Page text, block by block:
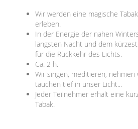
Wir werden eine magische
erleben.
In der Energie der nahen
längsten Nacht und dem
für die Rückkehr des Lichts.
Ca. 2 h.
Wir singen, meditieren, nehmen
tauchen tief in unser Licht...
Jeder Teilnehmer erhält eine
Tabak.